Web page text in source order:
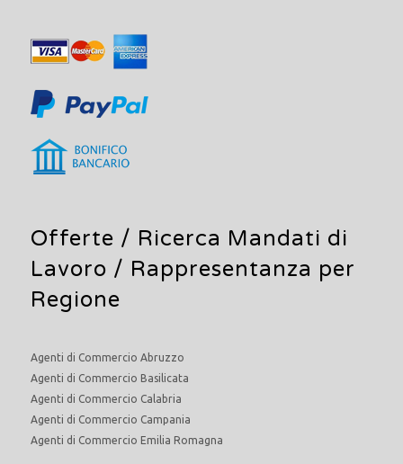
Offerte / Ricerca Mandati di
Lavoro / Rappresentanza per
Regione
Agenti di Commercio Abruzzo
Agenti di Commercio Basilicata
Agenti di Commercio Calabria
Agenti di Commercio Campania
Agenti di Commercio Emilia Romagna